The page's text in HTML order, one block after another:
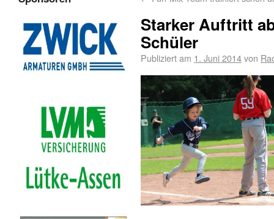
Starker Auftritt
Schüler
Publiziert am 1. Juni 2014von